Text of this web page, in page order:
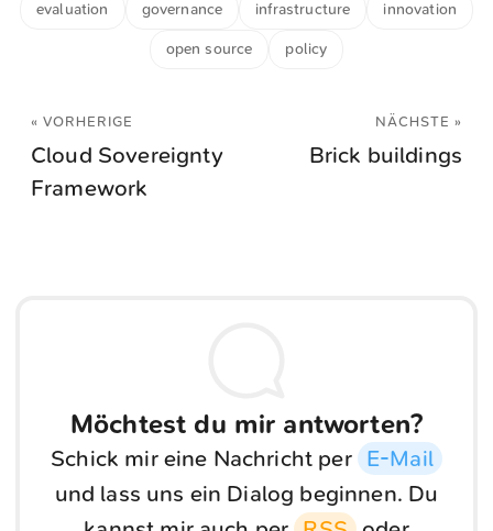
evaluation governance infrastructure innovation
open source policy
« VORHERIGE
Cloud Sovereignty
Framework
NÄCHSTE »
Brick buildings
Möchtest du mir antworten?
Schick mir eine Nachricht per E-Mail
und lass uns ein Dialog beginnen. Du